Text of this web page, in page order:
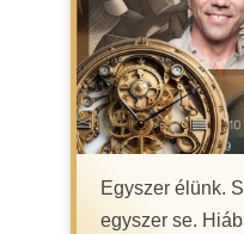
Egyszer élünk.
egyszer se.